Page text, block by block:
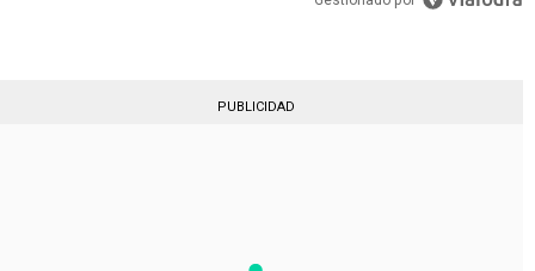
PUBLICIDAD